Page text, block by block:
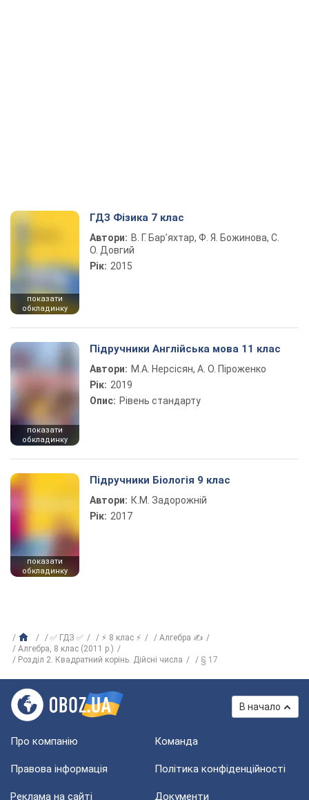
показати
обкладинку
ГДЗ Фізика 7 клас
Автори: В. Г. Бар’яхтар, Ф. Я. Божинова, С.
О. Довгий
Рік: 2015
показати
обкладинку
Підручники Англійська мова 11 клас
Автори: М.А. Нерсісян, А. О. Піроженко
Рік: 2019
Опис: Рівень стандарту
показати
обкладинку
Підручники Біологія 9 клас
Автори: К.М. Задорожній
Рік: 2017
✅ ГДЗ ✅ ⚡ 8 клас ⚡
Алгебра ✍
Алгебра, 8 клас (2011 р.)
Розділ 2. Квадратний корінь. Дійсні числа
§ 17
В начало
Про компанію Команда
Правова інформація Політика конфіденційності
Реклама на сайті Документи